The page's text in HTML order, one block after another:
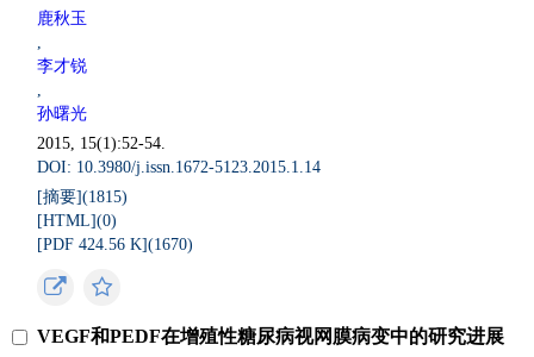
鹿秋玉
,
李才锐
,
孙曙光
2015, 15(1):52-54.
DOI: 10.3980/j.issn.1672-5123.2015.1.14
[摘要](1815)
[HTML](0)
[PDF 424.56 K](1670)
VEGF和PEDF在增殖性糖尿病视网膜病变中的研究进展